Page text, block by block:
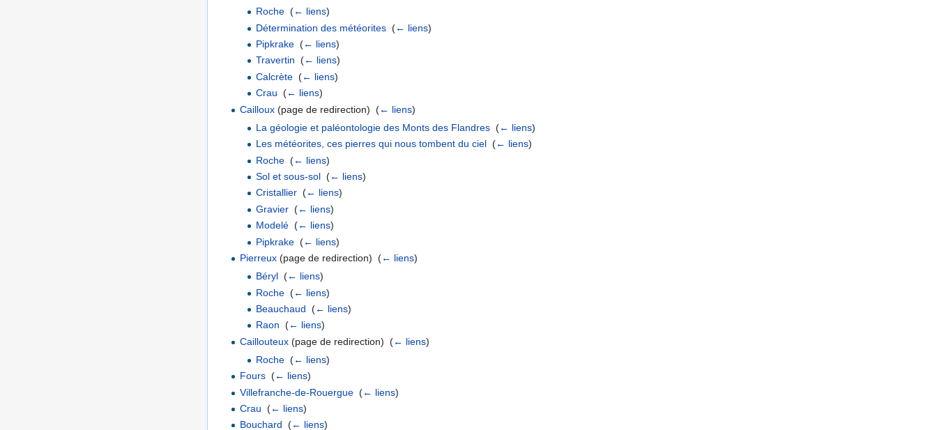
Roche‎ (← liens)
Détermination des météorites‎ (← liens)
Pipkrake‎ (← liens)
Travertin (← liens)
Calcrète‎ (← liens)
Crau (← liens)
Cailloux (page de redirection) ‎(← liens)
La géologie et paléontologie des Monts des Flandres‎ (← liens)
Les météorites, ces pierres qui nous tombent du ciel‎ (← liens)
Roche‎ (← liens)
Sol et sous-sol‎ (← liens)
Cristallier‎ (← liens)
Gravier‎ (← liens)
Modelé‎ (← liens)
Pipkrake‎ (← liens)
Pierreux (page de redirection) ‎(← liens)
Béryl‎ (← liens)
Roche‎ (← liens)
Beauchaud (← liens)
Raon (← liens)
Caillouteux (page de redirection) ‎(← liens)
Roche‎ (← liens)
Fours ‎(← liens)
Villefranche-de-Rouergue ‎(← liens)
Crau ‎(← liens)
Bouchard ‎(← liens)